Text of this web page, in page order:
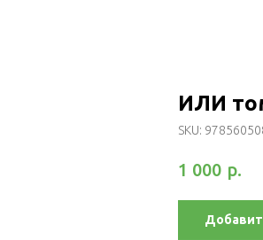
ИЛИ
SKU:
1 000 р.